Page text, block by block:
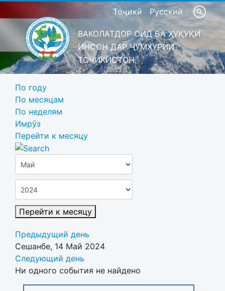
Тоҷикӣ Русский
ВАКОЛАТДОР ОИД БА ҲУҚУҚИ
ИНСОН ДАР ҶУМҲУРИИ
ТОҶИКИСТОН
По году
По месяцам
По неделям
Имрӯз
Перейти к месяцу
Перейти к месяцу
Предыдущий день
Сешанбе, 14 Май 2024
Следующий день
Ни одного события не найдено